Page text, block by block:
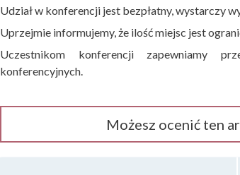
Udział w konferencji jest bezpłatny, wystarczy
Uprzejmie informujemy, że ilość miejsc jest
Uczestnikom konferencji zapewniamy
konferencyjnych.
Możesz ocenić ten